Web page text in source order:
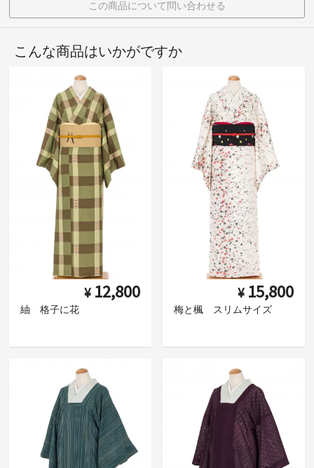
この商品について問い合わせる
こんな商品はいかがですか
¥ 12,800
紬 格子に花
¥ 15,800
梅と楓 スリムサイズ